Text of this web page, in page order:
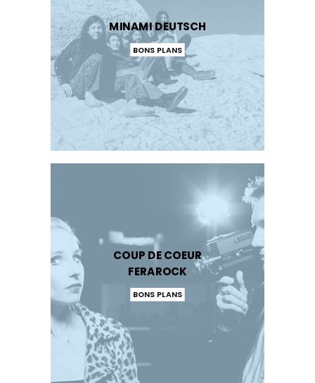
MINAMI DEUTSCH
BONS PLANS
COUP DE COEUR
FERAROCK
BONS PLANS